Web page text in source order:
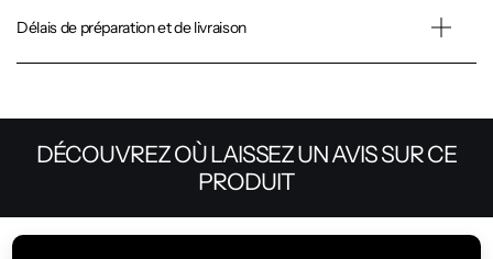
Délais de préparation et de livraison
DÉCOUVREZ OÙ LAISSEZ UN AVIS SUR CE
PRODUIT